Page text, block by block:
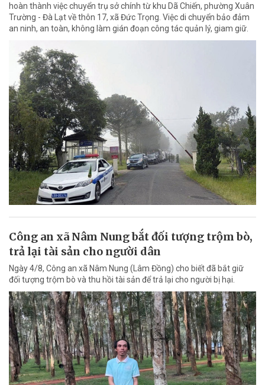
hoàn thành việc chuyển trụ sở chính từ khu Dã Chiến, phường Xuân
Trường - Đà Lạt về thôn 17, xã Đức Trọng. Việc di chuyển bảo đảm
an ninh, an toàn, không làm gián đoạn công tác quản lý, giam giữ.
Công an xã Nâm Nung bắt đối tượng trộm bò,
trả lại tài sản cho người dân
Ngày 4/8, Công an xã Nâm Nung (Lâm Đồng) cho biết đã bắt giữ
đối tượng trộm bò và thu hồi tài sản để trả lại cho người bị hại.